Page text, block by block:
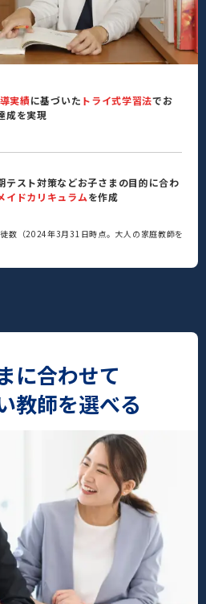
実績に基づいた トライ式学習法でお
成を実現
テスト対策などお子さまの目的に合わ
イドカリキュラムを作成
数（2024年3月31日時点。大人の家庭教師を
に合わせて
教師を選べる